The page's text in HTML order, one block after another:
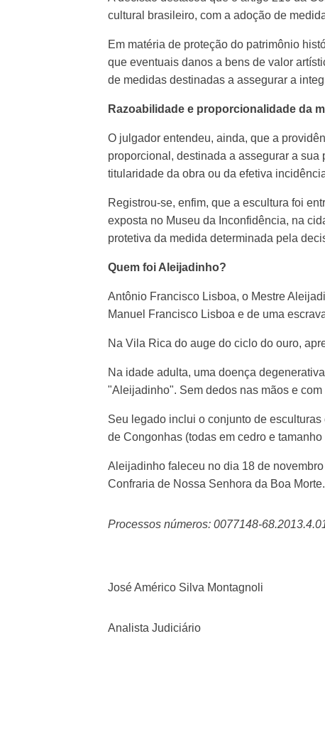
cultural brasileiro, com a adoção de
Em matéria de proteção do patrimônio
que eventuais danos a bens de valor
de medidas destinadas a assegurar a
Razoabilidade e proporcionalidade da
O julgador entendeu, ainda, que a
proporcional, destinada a assegurar a
titularidade da obra ou da efetiva
Registrou-se, enfim, que a escultura foi
exposta no Museu da Inconfidência, na
protetiva da medida determinada pela
Quem foi Aleijadinho?
Antônio Francisco Lisboa, o Mestre
Manuel Francisco Lisboa e de uma
Na Vila Rica do auge do ciclo do ouro,
Na idade adulta, uma doença
"Aleijadinho". Sem dedos nas mãos e
Seu legado inclui o conjunto de esculturas
de Congonhas (todas em cedro e
Aleijadinho faleceu no dia 18 de
Confraria de Nossa Senhora da Boa Morte.
Processos números: 0077148-
José Américo Silva Montagnoli
Analista Judiciário